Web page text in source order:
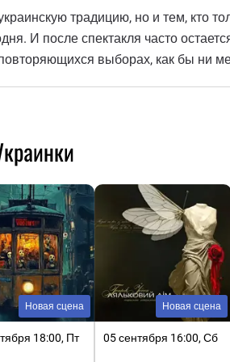
традицию, но и тем, кто
И после спектакля часто
выборах, как бы ни
Новая сцена
18:00, Пт
Новая сцена
05 сентября 16:00, Сб